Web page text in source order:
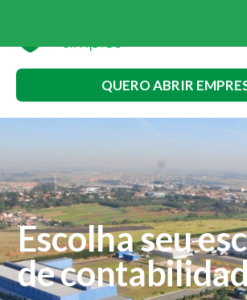
QUERO ABRIR
Escolha seu
de